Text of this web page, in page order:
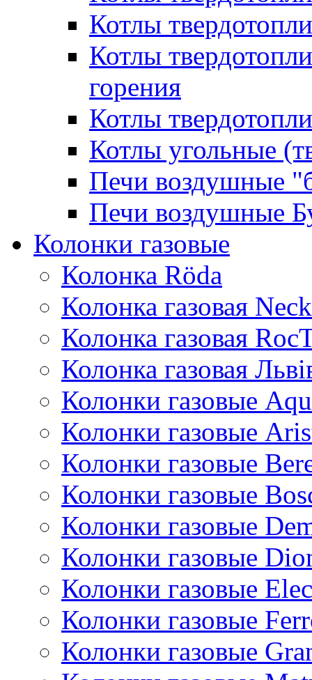
Котлы
Котлы
горения
Котлы
Котлы угольные
Печи воздушные
Печи воздушные
Колонки газовые
Колонка Rӧda
Колонка газовая
Колонка газовая
Колонка газовая
Колонки газовые
Колонки газовые
Колонки газовые
Колонки газовые
Колонки газовые
Колонки газовые
Колонки газовые
Колонки газовые
Колонки газовые